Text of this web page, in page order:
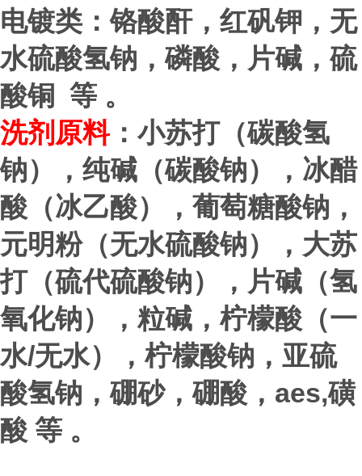
电镀类：铬酸酐，红矾钾，无
水硫酸氢钠，磷酸，片碱，硫
酸铜 等 。
洗剂原料 ：小苏打（碳酸氢
钠），纯碱（碳酸钠），冰醋
酸（冰乙酸），葡萄糖酸钠，
元明粉（无水硫酸钠），大苏
打（硫代硫酸钠），片碱（氢
氧化钠），粒碱，柠檬酸（一
水/无水），柠檬酸钠，亚硫
酸氢钠，硼砂，硼酸， aes,磺
酸 等 。